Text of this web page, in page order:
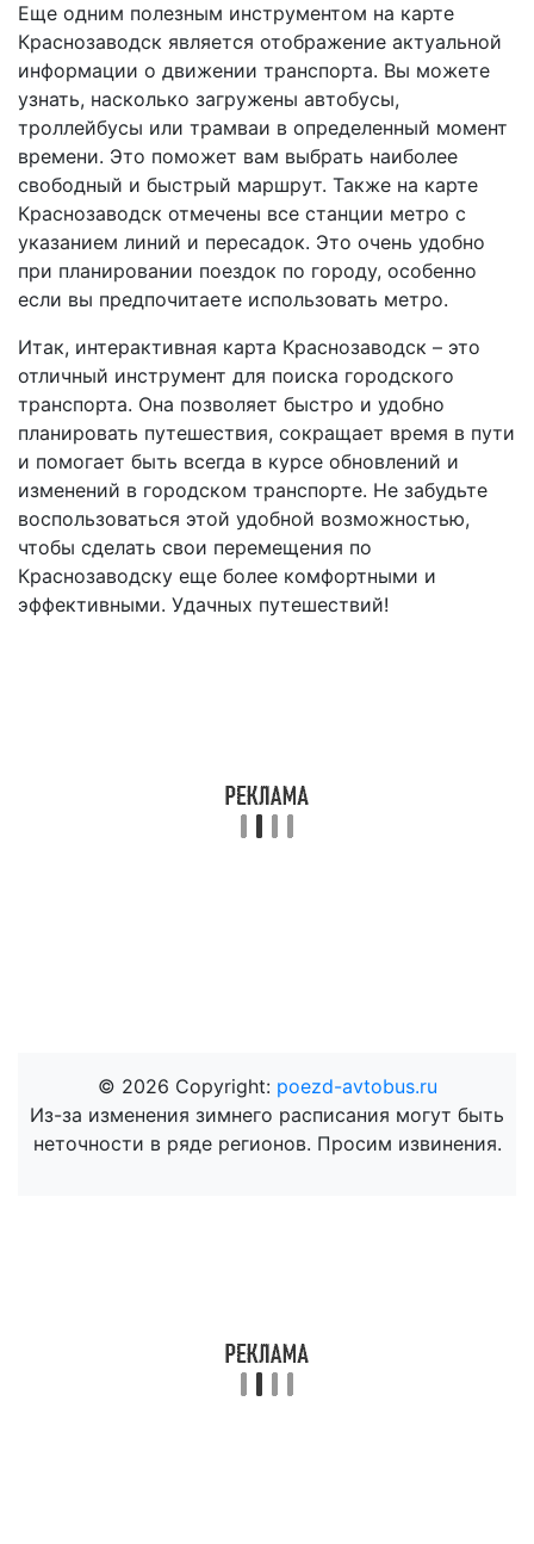
Еще одним полезным инструментом на карте
Краснозаводск является отображение актуальной
информации о движении транспорта. Вы можете
узнать, насколько загружены автобусы,
троллейбусы или трамваи в определенный момент
времени. Это поможет вам выбрать наиболее
свободный и быстрый маршрут. Также на карте
Краснозаводск отмечены все станции метро с
указанием линий и пересадок. Это очень удобно
при планировании поездок по городу, особенно
если вы предпочитаете использовать метро.
Итак, интерактивная карта Краснозаводск – это
отличный инструмент для поиска городского
транспорта. Она позволяет быстро и удобно
планировать путешествия, сокращает время в пути
и помогает быть всегда в курсе обновлений и
изменений в городском транспорте. Не забудьте
воспользоваться этой удобной возможностью,
чтобы сделать свои перемещения по
Краснозаводску еще более комфортными и
эффективными. Удачных путешествий!
© 2026 Copyright: poezd-avtobus.ru
Из-за изменения зимнего расписания могут быть
неточности в ряде регионов. Просим извинения.